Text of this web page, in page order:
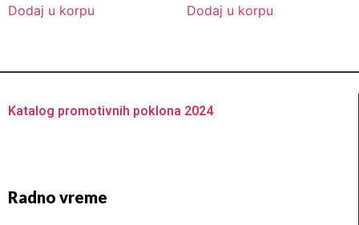
5
Dodaj u korpu
5
Dodaj u korpu
Katalog promotivnih poklona 2024
Radno vreme